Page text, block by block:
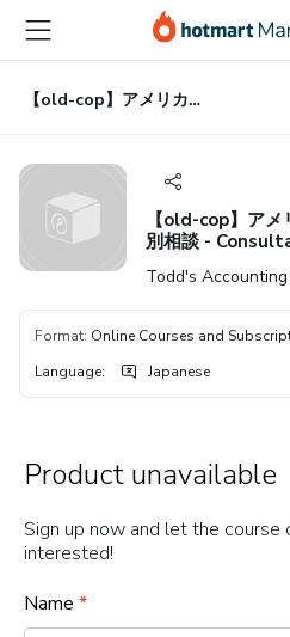
main
content
【old-cop】アメリカタックスリターン有料個別相談 - Consultation
【old-cop】ア
別相談 -
Todd's
Format: Online Courses and
Language: Japanese
Product unavailable
Sign up now and let the course
interested!
Name *